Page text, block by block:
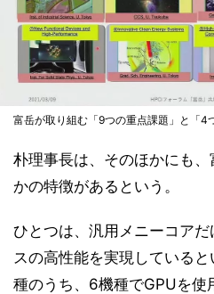
富岳が取り組む「9つの重点課題」と「4
朴理事長は、そのほかにも
かの特徴があるという。
ひとつは、汎用メニーコア
スの高性能を実現している
種のうち、6機種でGPUを使